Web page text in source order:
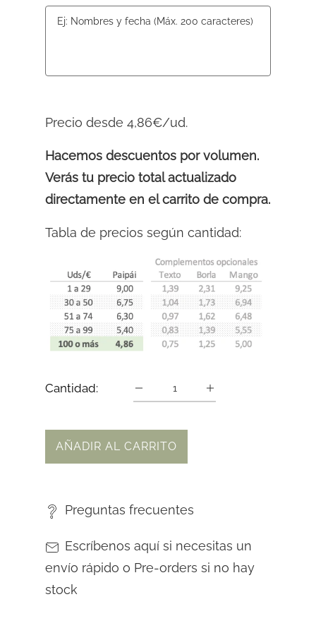
Precio desde 4,86€/ud.
Hacemos descuentos por volumen.
Verás tu precio total actualizado
directamente en el carrito de compra.
Tabla de precios según cantidad:
Cantidad:
AÑADIR AL CARRITO
Preguntas frecuentes
Escríbenos aquí si necesitas un
envío rápido o Pre-orders si no hay
stock